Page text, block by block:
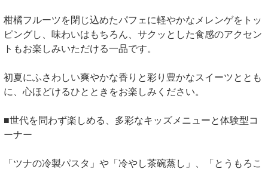
柑橘フルーツを閉じ込めたパフェに軽やかなメレンゲをトッ
ピングし、味わいはもちろん、サクッとした食感のアクセン
トもお楽しみいただける一品です。
初夏にふさわしい爽やかな香りと彩り豊かなスイーツととも
に、心ほどけるひとときをお楽しみください。
■世代を問わず楽しめる、多彩なキッズメニューと体験型コ
ーナー
「ツナの冷製パスタ」や「冷やし茶碗蒸し」、「とうもろこ